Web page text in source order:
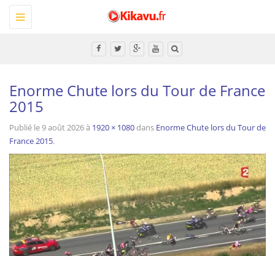
Toggle
navigation
Enorme Chute lors du Tour de France
2015
Publié le9 août 2026à 1920 × 1080dans Enorme Chute lors du Tour de
France 2015.